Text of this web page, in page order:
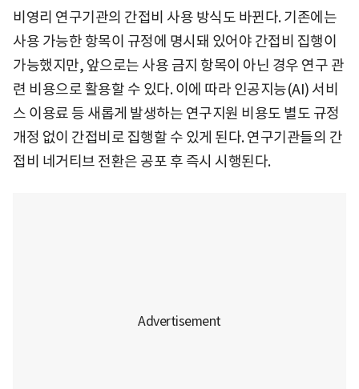
비영리 연구기관의 간접비 사용 방식도 바뀐다. 기존에는
사용 가능한 항목이 규정에 명시돼 있어야 간접비 집행이
가능했지만, 앞으로는 사용 금지 항목이 아닌 경우 연구 관
련 비용으로 활용할 수 있다. 이에 따라 인공지능(AI) 서비
스 이용료 등 새롭게 발생하는 연구지원 비용도 별도 규정
개정 없이 간접비로 집행할 수 있게 된다. 연구기관들의 간
접비 네거티브 전환은 공포 후 즉시 시행된다.